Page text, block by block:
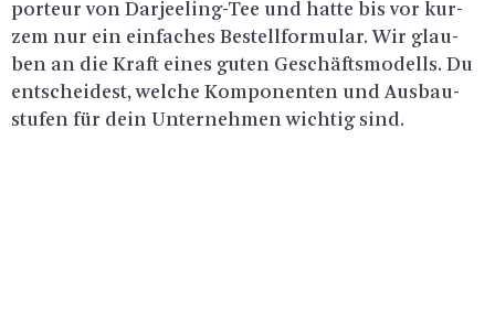
por­teur von Dar­jee­ling-Tee und hatte bis vor kur­
zem nur ein ein­fa­ches Be­stell­for­mu­lar. Wir glau­
ben an die Kraft eines guten Ge­schäfts­mo­dells. Du
ent­schei­dest, wel­che Kom­po­nen­ten und Aus­bau­
stu­fen für dein Un­ter­neh­men wich­tig sind.